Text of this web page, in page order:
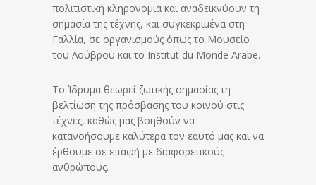
πολιτιστική κληρονομιά και αναδεικνύουν τη
σημασία της τέχνης, και συγκεκριμένα στη
Γαλλία, σε οργανισμούς όπως το Μουσείο
του Λούβρου και το Institut du Monde Arabe.
Το Ίδρυμα θεωρεί ζωτικής σημασίας τη
βελτίωση της πρόσβασης του κοινού στις
τέχνες, καθώς μας βοηθούν να
κατανοήσουμε καλύτερα τον εαυτό μας και να
έρθουμε σε επαφή με διαφορετικούς
ανθρώπους.